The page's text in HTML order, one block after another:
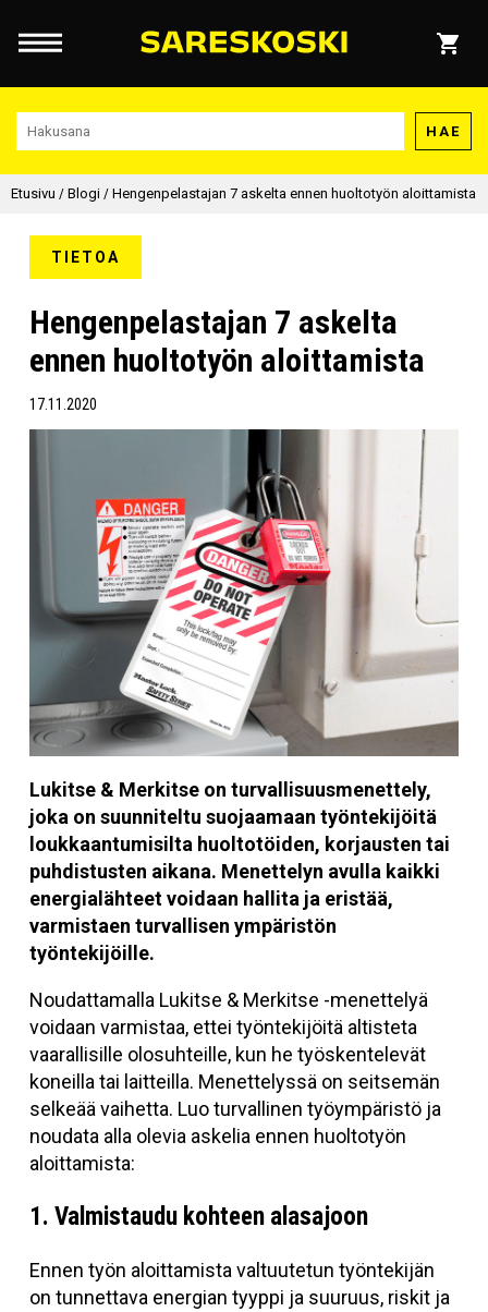
HAE
Etusivu / Blogi / Hengenpelastajan 7 askelta ennen huoltotyön aloittamista
TIETOA
Hengenpelastajan 7 askelta
ennen huoltotyön aloittamista
17.11.2020
Lukitse & Merkitse on turvallisuusmenettely,
joka on suunniteltu suojaamaan työntekijöitä
loukkaantumisilta huoltotöiden, korjausten tai
puhdistusten aikana. Menettelyn avulla kaikki
energialähteet voidaan hallita ja eristää,
varmistaen turvallisen ympäristön
työntekijöille.
Noudattamalla Lukitse & Merkitse -menettelyä
voidaan varmistaa, ettei työntekijöitä altisteta
vaarallisille olosuhteille, kun he työskentelevät
koneilla tai laitteilla. Menettelyssä on seitsemän
selkeää vaihetta. Luo turvallinen työympäristö ja
noudata alla olevia askelia ennen huoltotyön
aloittamista:
1. Valmistaudu kohteen alasajoon
Ennen työn aloittamista valtuutetun työntekijän
on tunnettava energian tyyppi ja suuruus, riskit ja